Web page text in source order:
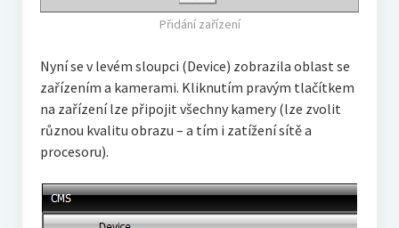
Přidání zařízení
Nyní se v levém sloupci (Device) zobrazila oblast se
zařízením a kamerami. Kliknutím pravým tlačítkem
na zařízení lze připojit všechny kamery (lze zvolit
různou kvalitu obrazu – a tím i zatížení sítě a
procesoru).